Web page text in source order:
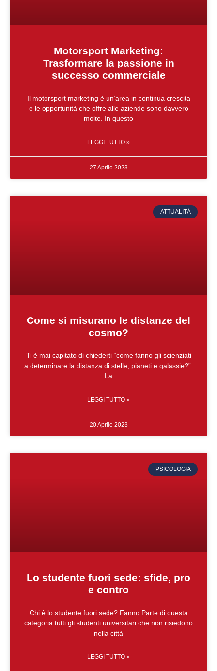
Motorsport Marketing:
Trasformare la passione in
successo commerciale
Il motorsport marketing è un’area in continua crescita
e le opportunità che offre alle aziende sono davvero
molte. In questo
LEGGI TUTTO »
27 Aprile 2023
ATTUALITÀ
Come si misurano le distanze del
cosmo?
Ti è mai capitato di chiederti “come fanno gli scienziati
a determinare la distanza di stelle, pianeti e galassie?”.
La
LEGGI TUTTO »
20 Aprile 2023
PSICOLOGIA
Lo studente fuori sede: sfide, pro
e contro
Chi è lo studente fuori sede? Fanno Parte di questa
categoria tutti gli studenti universitari che non risiedono
nella città
LEGGI TUTTO »